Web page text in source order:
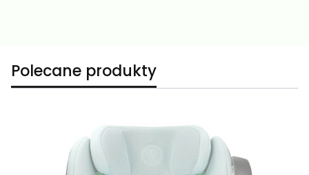
Polecane produkty